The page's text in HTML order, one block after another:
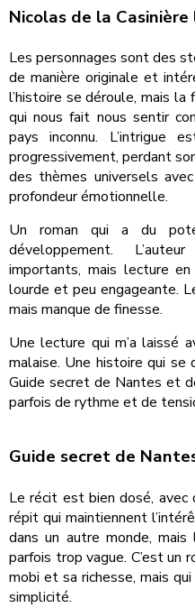
Nicolas de la
Les personnages sont des
de manière originale et
l’histoire se déroule, mais la
qui nous fait nous sentir
pays inconnu. L’intrigue
progressivement, perdant
des thèmes universels
profondeur émotionnelle.
Un roman qui a du
développement.
importants, mais lecture
lourde et peu engageante.
mais manque de finesse.
Une lecture qui m’a laissé
malaise. Une histoire qui se
Guide secret de Nantes et
parfois de rythme et de
Guide secret de
Le récit est bien dosé,
répit qui maintiennent
dans un autre monde,
parfois trop vague. C’est un
mobi et sa richesse, mais
simplicité.